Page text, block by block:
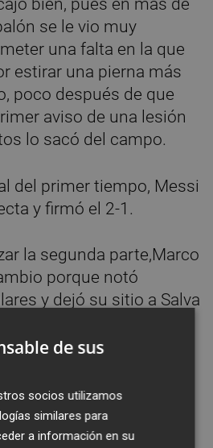
bien, pues en más de
se le vio muy
una falta en la que
estirar una pierna más
poco después de que
aviso de una lesión
lo sacó del campo.
del primer tiempo, Messi
y firmó el 2-1.
la segunda parte,Marco
porque notó
y dejó su sitio a Salva
el Espanyol se
49, cuando Iniesta
a Messi y éste, en un
a Piqué y el central
de sus
socios utilizamos
similares para
a información en su